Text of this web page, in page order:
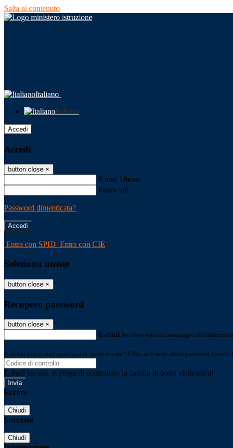
Salta al contenuto
Italiano
Italiano
Accedi
Accedi
button close ×
Nome Utente
Password
Password dimenticata?
-
Entra con SPID Entra con CIE
Seleziona utente
button close ×
Recupero password
button close ×
E-mail Verrà inviato un messaggio all'indirizzo
Non hai una e-mail associata al nome utente? Effettua il reset della password tramite
E-mail inviata, si prega di controllare la casella di posta elettronica!
Errore
Chiudi
Successo
Chiudi